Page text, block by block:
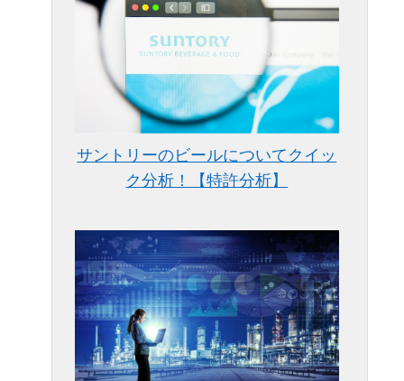
サントリーのビールについてクイッ
ク分析！【特許分析】